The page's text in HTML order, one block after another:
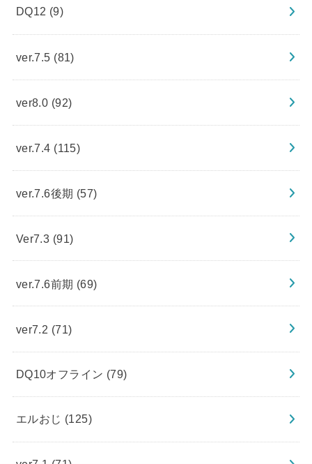
DQ12 (9)
ver.7.5 (81)
ver8.0 (92)
ver.7.4 (115)
ver.7.6後期 (57)
Ver7.3 (91)
ver.7.6前期 (69)
ver7.2 (71)
DQ10オフライン (79)
エルおじ (125)